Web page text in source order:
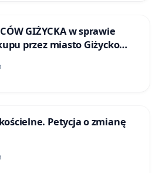
GIŻYCKA w sprawie
przez miasto Giżycko
nad jeziorem Niegocin
Petycja o zmianę